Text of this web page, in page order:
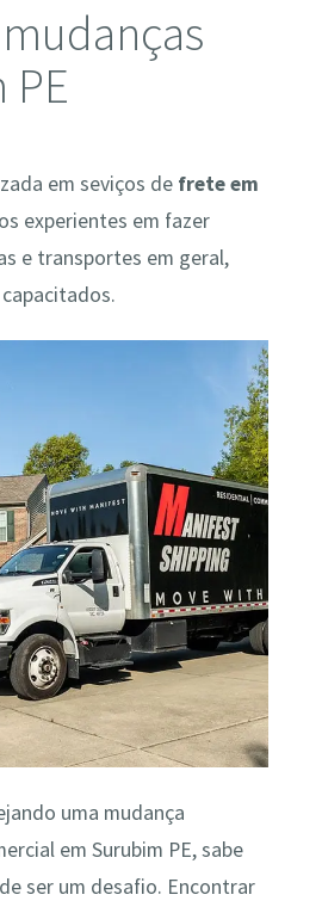
em seviços de frete em
experientes em fazer
e transportes em geral,
uma mudança
em Surubim PE, sabe
ser um desafio. Encontrar